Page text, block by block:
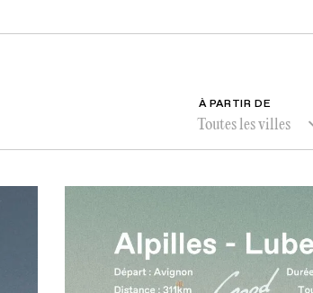
À PARTIR DE